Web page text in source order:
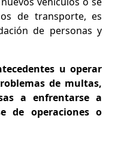
de transporte, es
de personas y
u operar
de multas,
a enfrentarse a
de operaciones o